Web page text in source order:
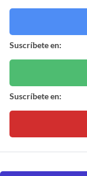
Suscríbete en:
Suscríbete en: